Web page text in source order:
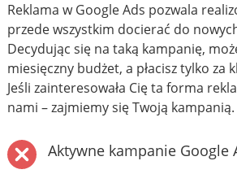
Reklama w Google Ads pozwala
przede wszystkim docierać do
Decydując się na taką kampanię,
miesięczny budżet, a płacisz tylko za
Jeśli zainteresowała Cię ta forma
nami – zajmiemy się Twoją kampanią.
Aktywne kampanie Google